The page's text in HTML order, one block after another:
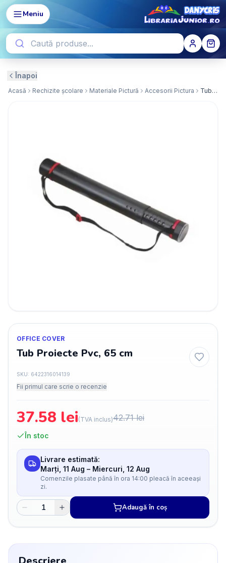
Meniu
Înapoi
Acasă Rechizite școlare Materiale Pictură Accesorii Pictura Tub Proiecte Pvc, 65 cm
OFFICE COVER
Tub Proiecte Pvc, 65 cm
SKU: 6422316014139
Fii primul care scrie o recenzie
37.58 lei(TVA inclus)42.71lei
În stoc
Livrare estimată:
Marți, 11 Aug – Miercuri, 12 Aug
Comenzile plasate până în ora 14:00 pleacă în aceeași
zi.
Adaugă în coș